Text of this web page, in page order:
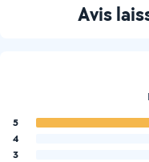
Avis
5
4
3